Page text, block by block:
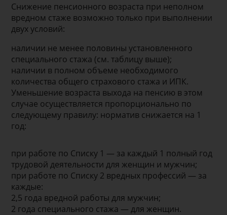
Снижение пенсионного возраста при неполном
вредном стаже возможно только при выполнении
двух условий:
наличии не менее половины установленного
специального стажа (см. таблицу выше);
наличии в полном объеме необходимого
количества общего страхового стажа и ИПК.
Уменьшение возраста выхода на пенсию в этом
случае осуществляется пропорционально по
следующему правилу: норматив снижается на 1
год:
при работе по Списку 1 — за каждый 1 полный год
трудовой деятельности для женщин и мужчин;
при работе по Списку 2 вредных профессий — за
каждые:
2,5 года вредной работы для мужчин;
2 года специального стажа — для женщин.